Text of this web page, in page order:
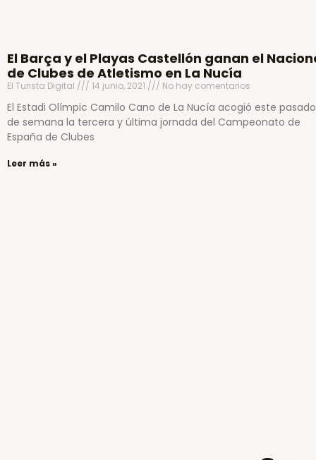
El Barça y el Playas Castellón ganan el
de Clubes de Atletismo en La Nucía
El Turista Digital 14 junio, 2021 No hay comentarios
El Estadi Olímpic Camilo Cano de La Nucía acogió este
de semana la tercera y última jornada del Campeonato de
España de Clubes
Leer más »